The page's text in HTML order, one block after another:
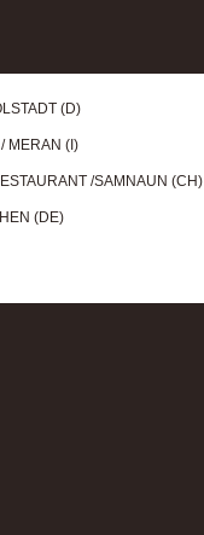
(D)
MERAN (I)
/SAMNAUN (CH)
(DE)